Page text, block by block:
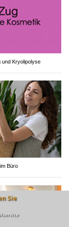
und Kryolipolyse
Büro